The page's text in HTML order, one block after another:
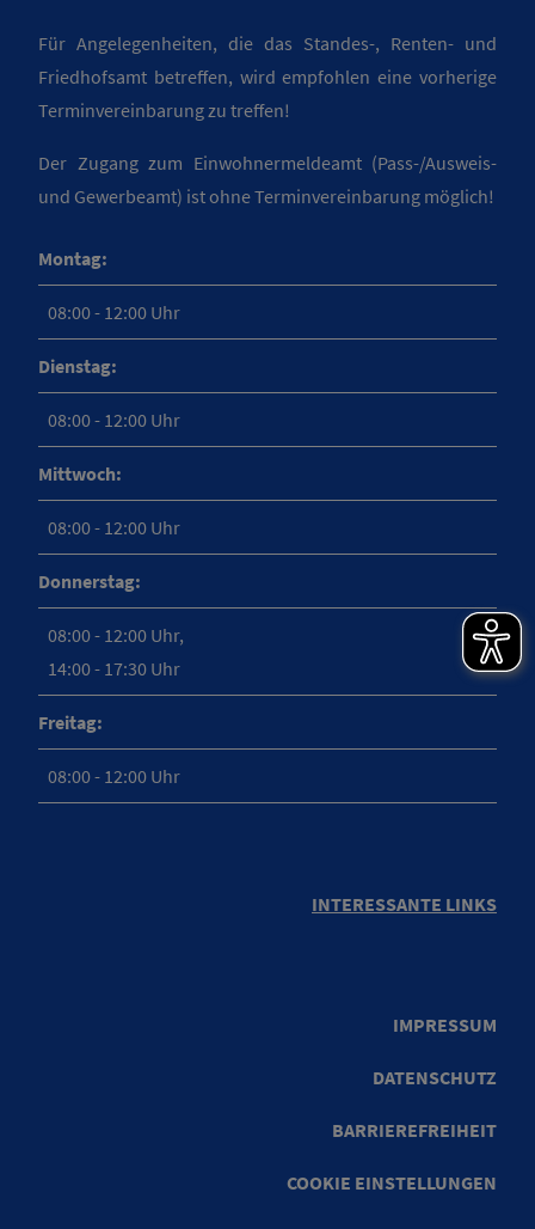
Für Angelegenheiten, die das Standes-, Renten- und
Friedhofsamt betreffen, wird empfohlen eine vorherige
Terminvereinbarung zu treffen!
Der Zugang zum Einwohnermeldeamt (Pass-/Ausweis-
und Gewerbeamt) ist ohne Terminvereinbarung möglich!
Montag:
08:00 - 12:00 Uhr
Dienstag:
08:00 - 12:00 Uhr
Mittwoch:
08:00 - 12:00 Uhr
Donnerstag:
08:00 - 12:00 Uhr,
14:00 - 17:30 Uhr
Freitag:
08:00 - 12:00 Uhr
INTERESSANTE LINKS
IMPRESSUM
DATENSCHUTZ
BARRIEREFREIHEIT
COOKIE EINSTELLUNGEN